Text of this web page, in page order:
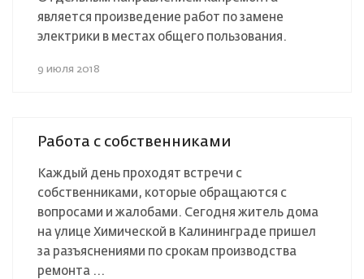
является произведение работ по замене
электрики в местах общего пользования.
9 июля 2018
Работа с собственниками
Каждый день проходят встречи с
собственниками, которые обращаются с
вопросами и жалобами. Сегодня житель дома
на улице Химической в Калининграде пришел
за разъяснениями по срокам производства
ремонта ...